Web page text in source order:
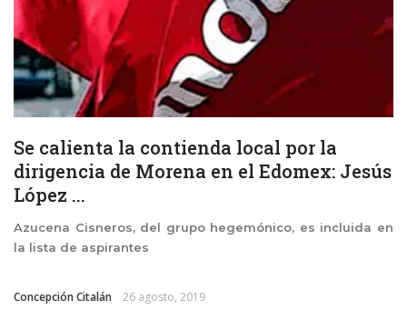
Se calienta la contienda local por la
dirigencia de Morena en el Edomex: Jesús
López ...
Azucena Cisneros, del grupo hegemónico, es incluida en
la lista de aspirantes
Concepción Citalán 26 agosto, 2019